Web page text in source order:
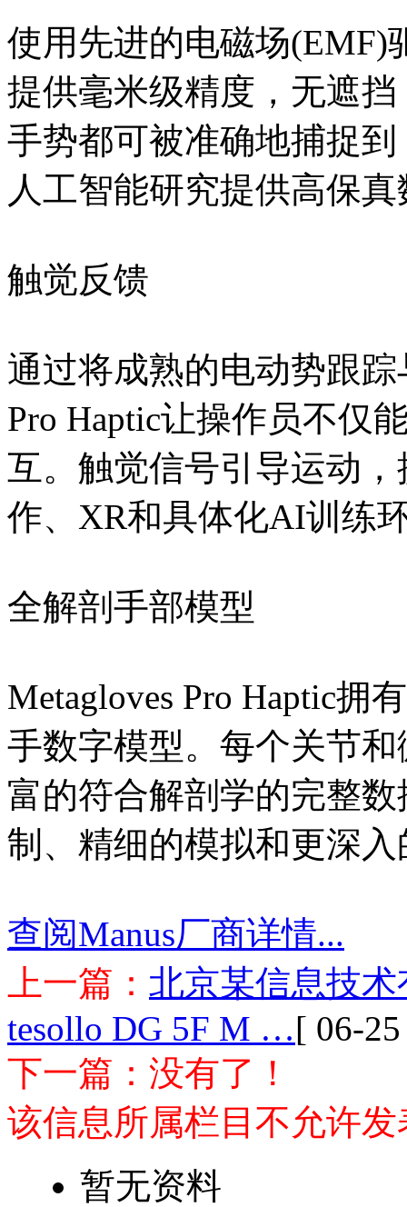
使用先进的电磁场(EMF)
提供毫米级精度，无遮
手势都可被准确地捕捉
人工智能研究提供高保
触觉反馈
通过将成熟的电动势跟
Pro Haptic让操作员不仅
互。触觉信号引导运动
作、XR和具体化AI训练
全解剖手部模型
Metagloves Pro Haptic拥
手数字模型。每个关节
富的符合解剖学的完整
制、精细的模拟和更深
查阅Manus厂商详情...
上一篇： 北京某信息技术
tesollo DG 5F M …[ 06-
下一篇：没有了！
该信息所属栏目不允许
暂无资料